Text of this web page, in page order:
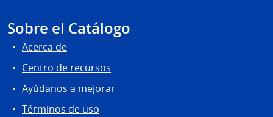
Sobre el Catálogo
Acerca de
Centro de recursos
Ayúdanos a mejorar
Términos de uso